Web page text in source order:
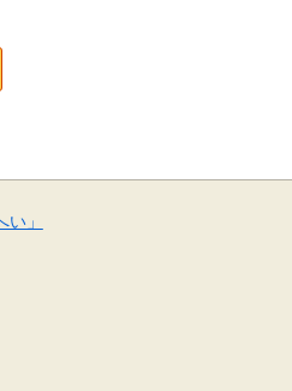
」